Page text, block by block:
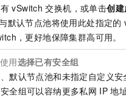
vSwitch 交换机，或单击创
默认节点池将使用此处指定的
，更好地保障集群高可用。
用选择已有安全组
默认节点池和未指定自定义安
全组可以容纳更多私网 IP 地